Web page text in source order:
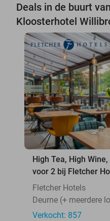
Deals in de buurt
Kloosterhotel
High Tea, High
voor 2 bij Fletcher
Fletcher Hotels
Deurne (+ meerdere
Verkocht: 857